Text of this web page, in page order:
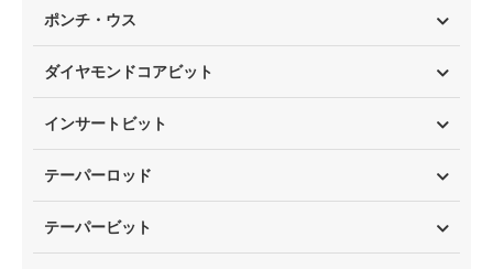
ポンチ・ウス
ダイヤモンドコアビット
インサートビット
テーパーロッド
テーパービット